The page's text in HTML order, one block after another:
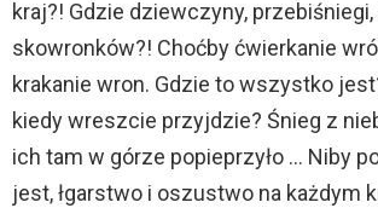
kraj?! Gdzie dziewczyny,
skowronków?! Choćby ćwierkanie
krakanie wron. Gdzie to wszystko
kiedy wreszcie przyjdzie? Śnieg z
ich tam w górze popieprzyło … Niby
jest, łgarstwo i oszustwo na każdym